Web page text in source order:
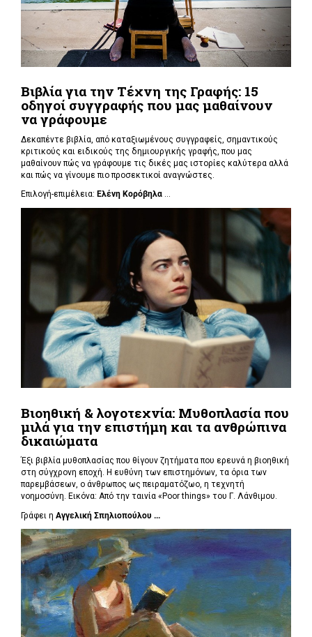
Βιβλία για την Τέχνη της Γραφής: 15
οδηγοί συγγραφής που μας μαθαίνουν
να γράφουμε
Δεκαπέντε βιβλία, από καταξιωμένους συγγραφείς, σημαντικούς
κριτικούς και ειδικούς της δημιουργικής γραφής, που μας
μαθαίνουν πώς να γράφουμε τις δικές μας ιστορίες καλύτερα αλλά
και πώς να γίνουμε πιο προσεκτικοί αναγνώστες.
Επιλογή-επιμέλεια: Ελένη Κορόβηλα ...
Βιοηθική & λογοτεχνία: Μυθοπλασία που
μιλά για την επιστήμη και τα ανθρώπινα
δικαιώματα
Έξι βιβλία μυθοπλασίας που θίγουν ζητήματα που ερευνά η βιοηθική
στη σύγχρονη εποχή. Η ευθύνη των επιστημόνων, τα όρια των
παρεμβάσεων, ο άνθρωπος ως πειραματόζωο, η τεχνητή
νοημοσύνη. Εικόνα: Από την ταινία «Poor things» του Γ. Λάνθιμου.
Γράφει η Αγγελική Σπηλιοπούλου ...